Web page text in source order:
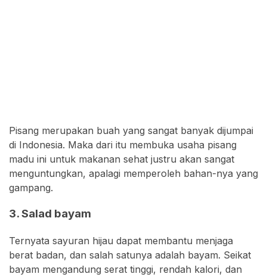
Pisang merupakan buah yang sangat banyak dijumpai
di Indonesia. Maka dari itu membuka usaha pisang
madu ini untuk makanan sehat justru akan sangat
menguntungkan, apalagi memperoleh bahan-nya yang
gampang.
3. Salad bayam
Ternyata sayuran hijau dapat membantu menjaga
berat badan, dan salah satunya adalah bayam. Seikat
bayam mengandung serat tinggi, rendah kalori, dan